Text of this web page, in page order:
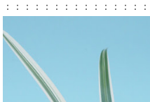
：：：：：：：：：：：：：：